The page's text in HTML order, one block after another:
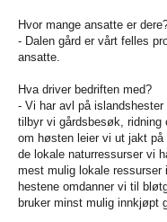
Hvor mange ansatte er
- Dalen gård er vårt felles
ansatte.
Hva driver bedriften med?
- Vi har avl på
tilbyr vi gårdsbesøk,
om høsten leier vi ut jakt
de lokale naturressurser vi
mest mulig lokale
hestene omdanner vi til
bruker minst mulig innkjøpt